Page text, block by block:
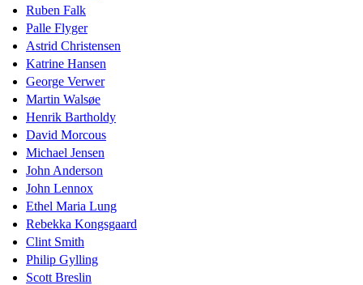
Ruben Falk
Palle Flyger
Astrid Christensen
Katrine Hansen
George Verwer
Martin Walsøe
Henrik Bartholdy
David Morcous
Michael Jensen
John Anderson
John Lennox
Ethel Maria Lung
Rebekka Kongsgaard
Clint Smith
Philip Gylling
Scott Breslin